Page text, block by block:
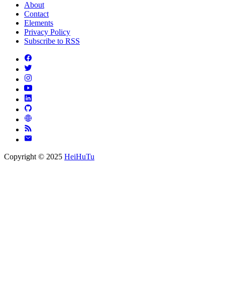
About
Contact
Elements
Privacy Policy
Subscribe to RSS
Copyright © 2025 HeiHuTu